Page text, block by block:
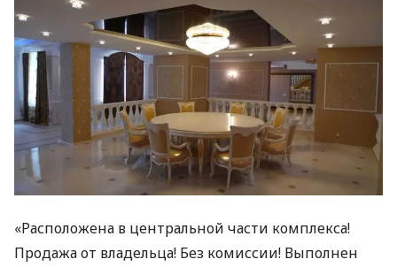
«Расположена в центральной части комплекса!
Продажа от владельца! Без комиссии! Выполнен